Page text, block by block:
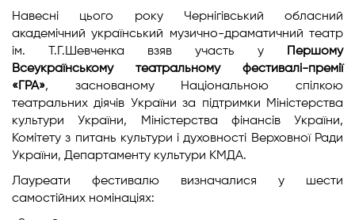
Навесні цього року Чернігівський обласний
академічний український музично-драматичний театр
ім. Т.Г.Шевченка взяв участь у
Першому
Всеукраїнському театральному фестивалі-премії
«ГРА», заснованому Національною спілкою
театральних діячів України за підтримки Міністерства
культури України, Міністерства фінансів України,
Комітету з питань культури і духовності Верховної Ради
України, Департаменту культури КМДА.
Лауреати фестивалю визначалися у шести
самостійних номінаціях: